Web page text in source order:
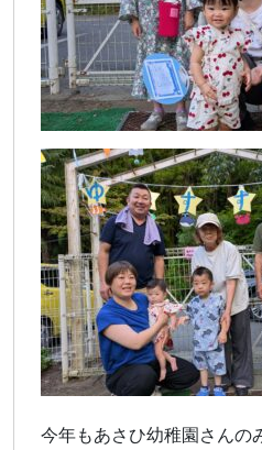
今年もあさひ幼稚園さんの